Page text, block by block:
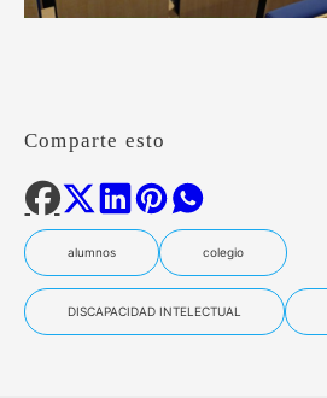
Comparte esto
alumnos colegio
DISCAPACIDAD INTELECTUAL